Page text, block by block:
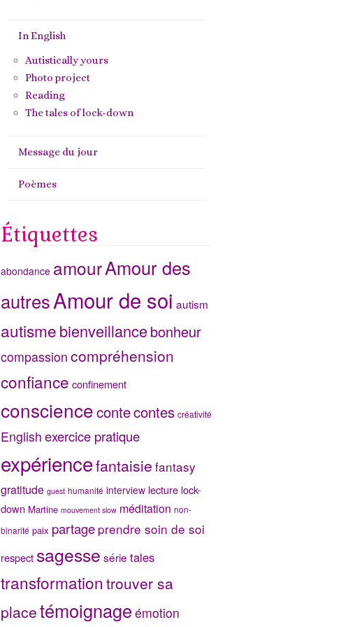
In English
Autistically yours
Photo project
Reading
The tales of lock-down
Message du jour
Poèmes
Étiquettes
abondance amourAmour des
autresAmour de soi autism
autismebienveillancebonheur
compassion compréhension
confiance confinement
consciencecontecontes créativité
English exercice pratique
expériencefantaisie fantasy
gratitude guest humanité interview lecture lock-
down Martine mouvement slow méditation non-
binarité paix partage prendre soin de soi
respect sagesse série tales
transformation trouver sa
placetémoignage émotion